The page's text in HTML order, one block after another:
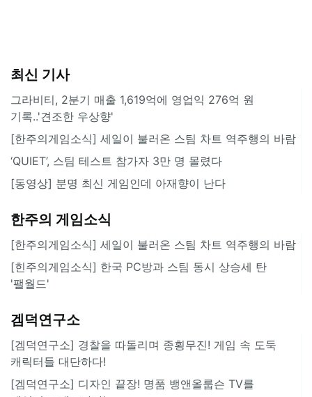
최신 기사
그라비티, 2분기 매출 1,619억에 영업익 276억 원
기록..'견조한 우상향'
[한주의게임소식] 세일이 불러온 스팀 차트 역주행의 바람
‘QUIET’, 스팀 테스트 참가자 3만 명 몰렸다
[동영상] 분명 최신 게임인데 아재향이 난다
한주의 게임소식
[한주의게임소식] 세일이 불러온 스팀 차트 역주행의 바람
[힌주의게임소식] 한국 PC방과 스팀 동시 상승세 탄
'팰월드'
겜덕연구소
[겜덕연구소] 경찰을 따돌리며 종횡무진! 게임 속 도둑
캐릭터들 대단하다!
[겜덕연구소] 디자인 끝장! 명품 뱅앤올룹슨 TV를